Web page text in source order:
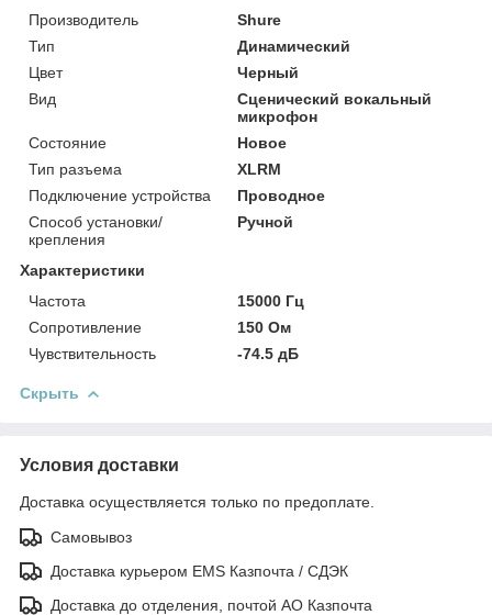
Производитель
Shure
Тип
Динамический
Цвет
Черный
Вид
Сценический вокальный
микрофон
Состояние
Новое
Тип разъема
XLRM
Подключение устройства
Проводное
Способ установки/
крепления
Ручной
Характеристики
Частота
15000 Гц
Сопротивление
150 Ом
Чувствительность
-74.5 дБ
Скрыть
Условия доставки
Доставка осуществляется только по предоплате.
Самовывоз
Доставка курьером EMS Казпочта / СДЭК
Доставка до отделения, почтой АО Казпочта